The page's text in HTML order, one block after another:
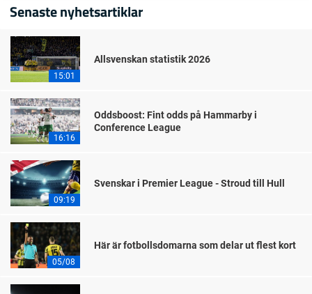
Senaste nyhetsartiklar
15:01
Allsvenskan statistik 2026
16:16
Oddsboost: Fint odds på Hammarby i
Conference League
09:19
Svenskar i Premier League - Stroud till Hull
05/08
Här är fotbollsdomarna som delar ut flest kort